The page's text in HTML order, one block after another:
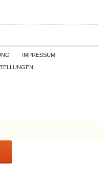
to contentIMPRESSUM